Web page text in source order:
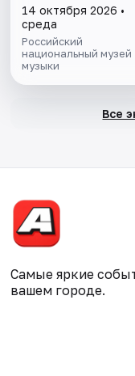
14 октября 2026 •
среда
Российский
национальный музей
музыки
Все
Самые яркие
вашем городе.